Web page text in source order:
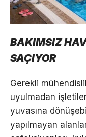
BAKIMSIZ
SAÇIYOR
Gerekli
uyulmadan
yuvasına
yapılmayan